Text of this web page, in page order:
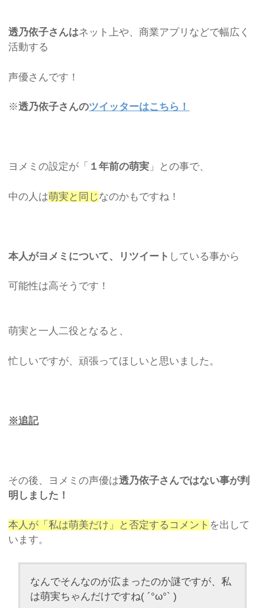
透乃依子さんはネット上や、商業アプリなどで幅広く
活動する
声優さんです！
※透乃依子さんのツイッターはこちら！
ヨメミの設定が「 １年前の萌実 」との事で、
中の人は萌実と同じなのかもですね！
本人がヨメミについて、リツイート している事から
可能性は高そうです！
萌実と一人二役となると、
忙しいですが、頑張ってほしいと思いました。
※追記
その後、ヨメミの声優は透乃依子さんではない事が判
明しました！
本人が「私は萌美だけ」と否定するコメント を出して
います。
なんでそんなのが広まったのか謎ですが、私
は萌実ちゃんだけですね( ´°ω°` )